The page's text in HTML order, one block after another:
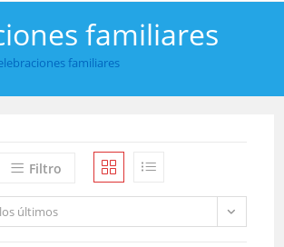
familiares
familiares
Filtro
últimos